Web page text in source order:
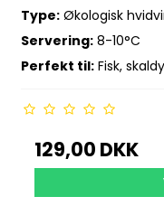
Type: Økologisk
Servering: 8-10°C
Perfekt til: Fisk,
129,00 DKK